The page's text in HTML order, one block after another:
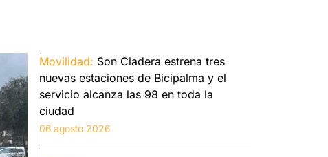
Movilidad: Son Cladera estrena tres
nuevas estaciones de Bicipalma y el
servicio alcanza las 98 en toda la
ciudad
06 agosto 2026